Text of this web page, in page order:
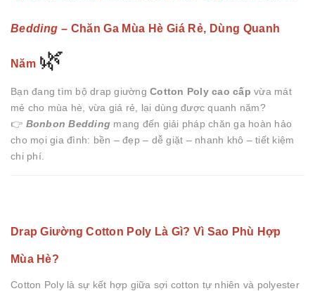
Bedding – Chăn Ga Mùa Hè Giá Rẻ, Dùng Quanh
Năm 🌿
Bạn đang tìm bộ drap giường Cotton Poly cao cấp vừa mát
mẻ cho mùa hè, vừa giá rẻ, lại dùng được quanh năm?
👉 Bonbon Bedding mang đến giải pháp chăn ga hoàn hảo
cho mọi gia đình: bền – đẹp – dễ giặt – nhanh khô – tiết kiệm
chi phí.
Drap Giường Cotton Poly Là Gì? Vì Sao Phù Hợp
Mùa Hè?
Cotton Poly là sự kết hợp giữa sợi cotton tự nhiên và polyester